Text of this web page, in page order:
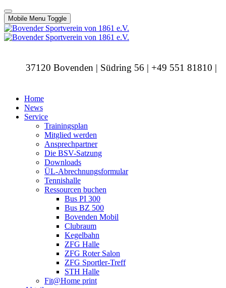
Mobile Menu Toggle
37120 Bovenden | Südring 56 | +49 551 81810 |
Home
News
Service
Trainingsplan
Mitglied werden
Ansprechpartner
Die BSV-Satzung
Downloads
ÜL-Abrechnungsformular
Tennishalle
Ressourcen buchen
Bus PI 300
Bus BZ 500
Bovenden Mobil
Clubraum
Kegelbahn
ZFG Halle
ZFG Roter Salon
ZFG Sportler-Treff
STH Halle
Fit@Home print